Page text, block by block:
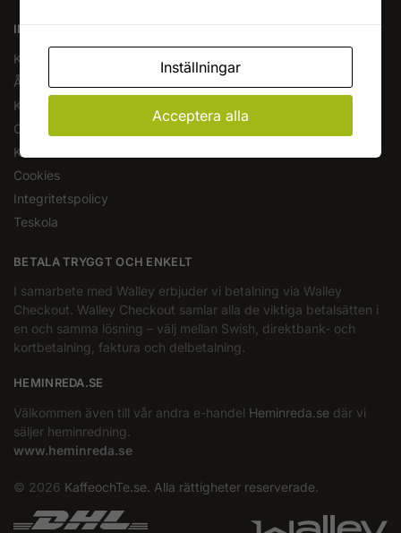
INFORMATION
Köpvillkor
Ångra köp
Kontakta oss
Om oss
Kundomdömen
Cookies
Integritetspolicy
Teskola
BETALA TRYGGT OCH ENKELT
I samarbete med Walley erbjuder vi betalning via Walley
Checkout. Walley Checkout samlar alla de viktiga betalsätten i
en och samma lösning – välj mellan Swish, direktbank- och
kortbetalning, faktura och delbetalning.
HEMINREDA.SE
Välkommen även till vår andra e-handel Heminreda.se där vi
säljer heminredning.
www.heminreda.se
© 2026 KaffeochTe.se. Alla rättigheter reserverade.
Inställningar
Acceptera alla